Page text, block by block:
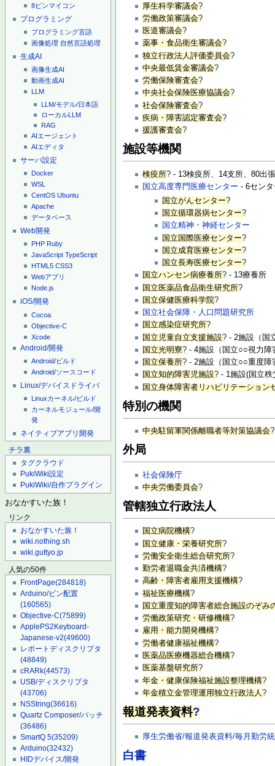
8ピンマイコン
プログラミング
プログラミング言語
画像処理 自然言語処理
生成AI
画像生成AI
動画生成AI
LLM
LLM/モデル/日本語
ローカルLLM
RAG
AIエージェント
AIエディタ
サーバ設定
Docker
WSL
CentOS Ubuntu
Apache
データベース
Web開発
PHP Ruby
JavaScript TypeScript
HTML5 CSS3
Webアプリ
Node.js
iOS/開発
Cocoa
Objective-C
Xcode
Android/開発
Android/ビルド
Android/ソースコード
Linux/デバイスドライバ
Linuxカーネル/ビルド
カーネルモジュール/開
発
ネイティブアプリ開発
チラ裏
タグクラウド
PukiWiki設定
PukiWiki/自作プラグイン
おなかすいた族！
リンク
おなかすいた族！
wiki.nothing.sh
wiki.guttyo.jp
人気の50件
FrontPage(284818)
Arduino/ピン配置
(160565)
Objective-C(75899)
ApplePS2Keyboard-
Japanese-v2(49600)
レポートディスクリプタ
(48849)
cRARk(44573)
USB/ディスクリプタ
(43706)
NSString(36616)
Quartz Composer/パッチ
(36486)
SmartQ 5(35209)
Arduino(32432)
HIDデバイス/開発
厚生科学審議会?
労働政策審議会?
医道審議会?
薬事・食品衛生審議会?
独立行政法人評価委員会?
中央最低賃金審議会?
労働保険審査会?
中央社会保険医療協議会?
社会保険審査会?
疾病・障害認定審査会?
援護審査会?
施設等機関
検疫所? - 13検疫所、14支所、80出
国立高度専門医療センター - 6センタ
国立がんセンター?
国立循環器病センター?
国立精神・神経センター
国立国際医療センター?
国立成育医療センター?
国立長寿医療センター?
国立ハンセン病療養所? - 13療養所
国立医薬品食品衛生研究所?
国立保健医療科学院?
国立社会保障・人口問題研究所
国立感染症研究所?
国立児童自立支援施設? - 2施設（国
国立光明寮? - 4施設（国立○○視力障
国立保養所? - 2施設（国立○○重度障
国立知的障害児施設? - 1施設(国立秩
国立身体障害者リハビリテーション
特別の機関
中央駐留軍関係離職者等対策協議会?
外局
社会保険庁
中央労働委員会?
管轄独立行政法人
国立病院機構?
国立健康・栄養研究所?
労働安全衛生総合研究所?
勤労者退職金共済機構?
高齢・障害者雇用支援機構?
福祉医療機構?
国立重度知的障害者総合施設のぞみ
労働政策研究・研修機構?
雇用・能力開発機構?
労働者健康福祉機構?
医薬品医療機器総合機構?
医薬基盤研究所?
年金・健康保険福祉施設整理機構?
年金積立金管理運用独立行政法人?
報道発表資料?
厚生労働省/報道発表資料/毎月勤労
白書